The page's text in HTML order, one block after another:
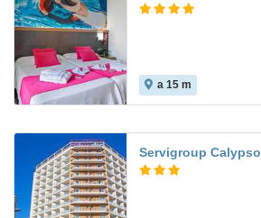
a 15 m
Servigroup Calypso